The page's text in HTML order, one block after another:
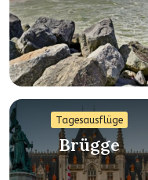
Tagesausflüge
Brügge